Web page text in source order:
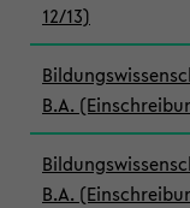
12/13)
B.A.
B.A.